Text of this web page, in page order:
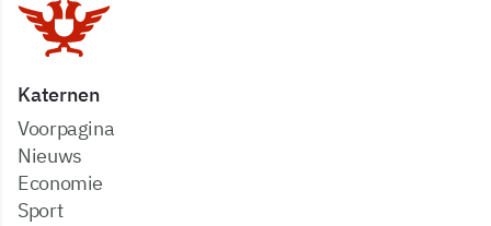
Katernen
Voorpagina
Nieuws
Economie
Sport